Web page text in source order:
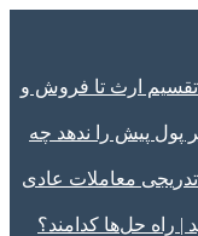
از تقسیم ارث تا فروش و
پول پیش را ندهد چه
تدریجی معاملات عادی